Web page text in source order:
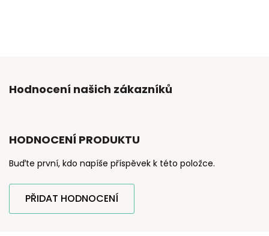
Hodnocení našich zákazníků
HODNOCENÍ PRODUKTU
Buďte první, kdo napíše příspěvek k této položce.
PŘIDAT HODNOCENÍ